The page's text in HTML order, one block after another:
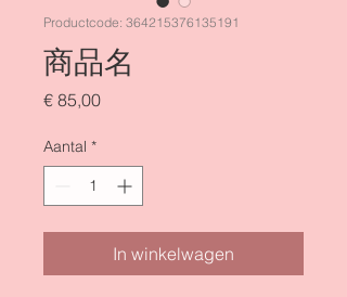
Productcode: 364215376135191
商品名
€ 85,00Prijs
Aantal *
In winkelwagen